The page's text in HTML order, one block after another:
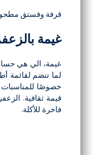
قرفة وفستق
غيمة
غيمة، الي هي
لما تنضم لقائمة
خصوصًا للمناسبات
قيمة ثقافية.
فاخرة للأكلة.